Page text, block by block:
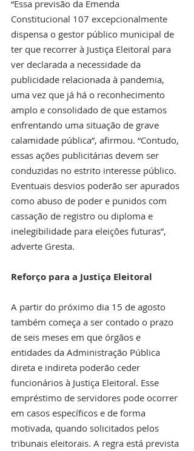
“Essa previsão da Emenda
Constitucional 107 excepcionalmente
dispensa o gestor público municipal de
ter que recorrer à Justiça Eleitoral para
ver declarada a necessidade da
publicidade relacionada à pandemia,
uma vez que já há o reconhecimento
amplo e consolidado de que estamos
enfrentando uma situação de grave
calamidade pública”, afirmou. “Contudo,
essas ações publicitárias devem ser
conduzidas no estrito interesse público.
Eventuais desvios poderão ser apurados
como abuso de poder e punidos com
cassação de registro ou diploma e
inelegibilidade para eleições futuras”,
adverte Gresta.
Reforço para a Justiça Eleitoral
A partir do próximo dia 15 de agosto
também começa a ser contado o prazo
de seis meses em que órgãos e
entidades da Administração Pública
direta e indireta poderão ceder
funcionários à Justiça Eleitoral. Esse
empréstimo de servidores pode ocorrer
em casos específicos e de forma
motivada, quando solicitados pelos
tribunais eleitorais. A regra está prevista